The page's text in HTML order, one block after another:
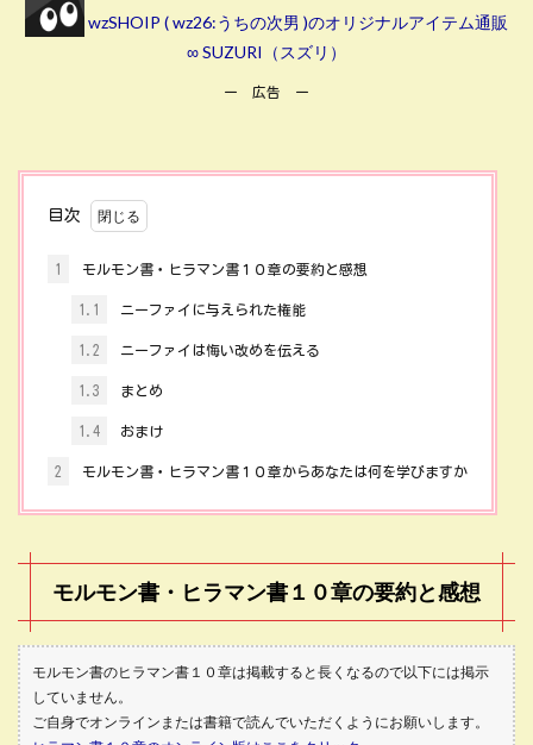
wzSHOIP ( wz26:うちの次男 )のオリジナルアイテム通販
∞ SUZURI（スズリ）
ー 広告 ー
目次
1 モルモン書・ヒラマン書１０章の要約と感想
1.1 ニーファイに与えられた権能
1.2 ニーファイは悔い改めを伝える
1.3 まとめ
1.4 おまけ
2 モルモン書・ヒラマン書１０章からあなたは何を学びますか
モルモン書・ヒラマン書１０章の要約と感想
モルモン書のヒラマン書１０章は掲載すると長くなるので以下には掲示
していません。
ご自身でオンラインまたは書籍で読んでいただくようにお願いします。